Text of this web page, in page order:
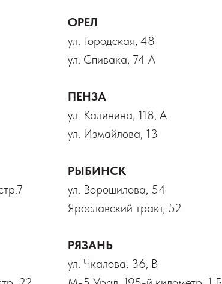
ОРЕЛ
ул. Городская, 48
ул. Спивака, 74 А
ПЕНЗА
ул. Калинина, 118, А
ул. Измайлова, 13
РЫБИНСК
ул. Ворошилова, 54
Ярославский тракт, 52
РЯЗАНЬ
ул. Чкалова, 36, В